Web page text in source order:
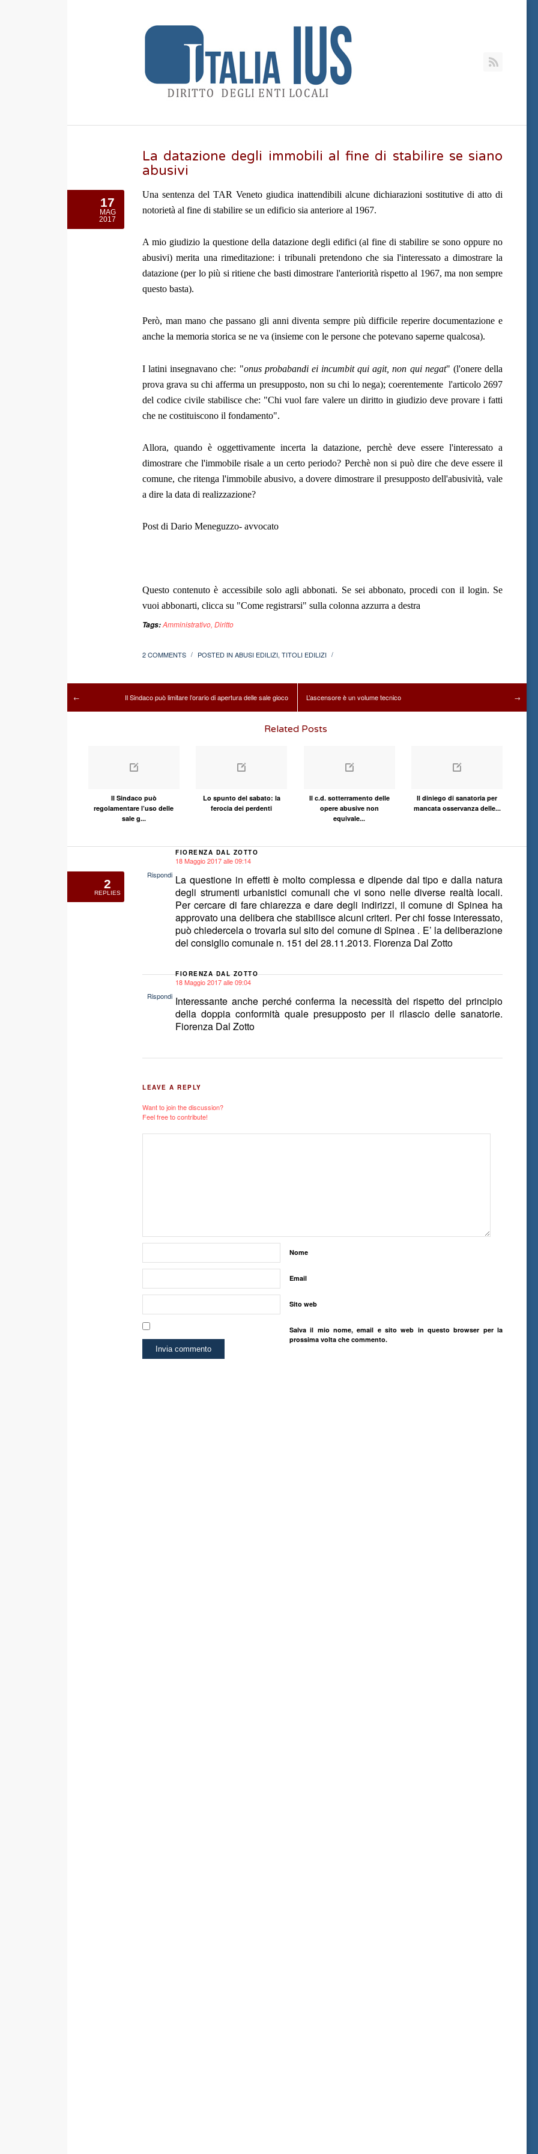
La datazione degli immobili al fine di stabilire se siano
abusivi
17
MAG
2017
Una sentenza del TAR Veneto giudica inattendibili alcune dichiarazioni sostitutive di atto di
notorietà al fine di stabilire se un edificio sia anteriore al 1967.
A mio giudizio la questione della datazione degli edifici (al fine di stabilire se sono oppure no
abusivi) merita una rimeditazione: i tribunali pretendono che sia l'interessato a dimostrare la
datazione (per lo più si ritiene che basti dimostrare l'anteriorità rispetto al 1967, ma non sempre
questo basta).
Però, man mano che passano gli anni diventa sempre più difficile reperire documentazione e
anche la memoria storica se ne va (insieme con le persone che potevano saperne qualcosa).
I latini insegnavano che: "onus probabandi ei incumbit qui agit, non qui negat" (l'onere della
prova grava su chi afferma un presupposto, non su chi lo nega); coerentemente l'articolo 2697
del codice civile stabilisce che: "Chi vuol fare valere un diritto in giudizio deve provare i fatti
che ne costituiscono il fondamento".
Allora, quando è oggettivamente incerta la datazione, perchè deve essere l'interessato a
dimostrare che l'immobile risale a un certo periodo? Perchè non si può dire che deve essere il
comune, che ritenga l'immobile abusivo, a dovere dimostrare il presupposto dell'abusività, vale
a dire la data di realizzazione?
Post di Dario Meneguzzo- avvocato
Questo contenuto è accessibile solo agli abbonati. Se sei abbonato, procedi con il login. Se
vuoi abbonarti, clicca su "Come registrarsi" sulla colonna azzurra a destra
Tags:Amministrativo, Diritto
2 COMMENTS / POSTED IN ABUSI EDILIZI, TITOLI EDILIZI /
← Il Sindaco può limitare l’orario di apertura delle sale gioco L’ascensore è un volume tecnico →
Related Posts
Il Sindaco può
regolamentare l’uso delle
sale g...
Lo spunto del sabato: la
ferocia dei perdenti
Il c.d. sotterramento delle
opere abusive non
equivale...
Il diniego di sanatoria per
mancata osservanza delle...
2
REPLIES
FIORENZA DAL ZOTTO
18 Maggio 2017 alle 09:14
La questione in effetti è molto complessa e dipende dal tipo e dalla natura
degli strumenti urbanistici comunali che vi sono nelle diverse realtà locali.
Per cercare di fare chiarezza e dare degli indirizzi, il comune di Spinea ha
approvato una delibera che stabilisce alcuni criteri. Per chi fosse interessato,
può chiedercela o trovarla sul sito del comune di Spinea . E’ la deliberazione
del consiglio comunale n. 151 del 28.11.2013. Fiorenza Dal Zotto
Rispondi
FIORENZA DAL ZOTTO
18 Maggio 2017 alle 09:04
Interessante anche perché conferma la necessità del rispetto del principio
della doppia conformità quale presupposto per il rilascio delle sanatorie.
Fiorenza Dal Zotto
Rispondi
LEAVE A REPLY
Want to join the discussion?
Feel free to contribute!
Nome
Email
Sito web
Salva il mio nome, email e sito web in questo browser per la
prossima volta che commento.